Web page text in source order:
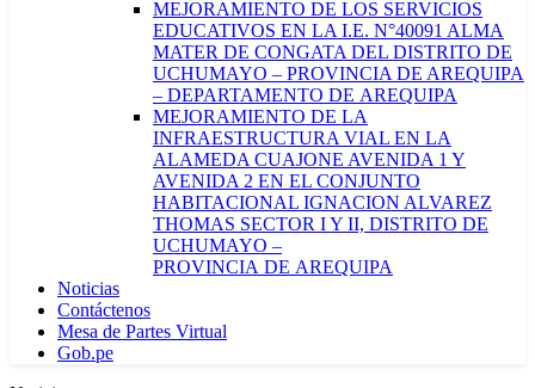
MEJORAMIENTO DE LOS SERVICIOS
EDUCATIVOS EN LA I.E. N°40091 ALMA
MATER DE CONGATA DEL DISTRITO DE
UCHUMAYO – PROVINCIA DE AREQUIPA
– DEPARTAMENTO DE AREQUIPA
MEJORAMIENTO DE LA
INFRAESTRUCTURA VIAL EN LA
ALAMEDA CUAJONE AVENIDA 1 Y
AVENIDA 2 EN EL CONJUNTO
HABITACIONAL IGNACION ALVAREZ
THOMAS SECTOR I Y II, DISTRITO DE
UCHUMAYO –
PROVINCIA DE AREQUIPA
Noticias
Contáctenos
Mesa de Partes Virtual
Gob.pe